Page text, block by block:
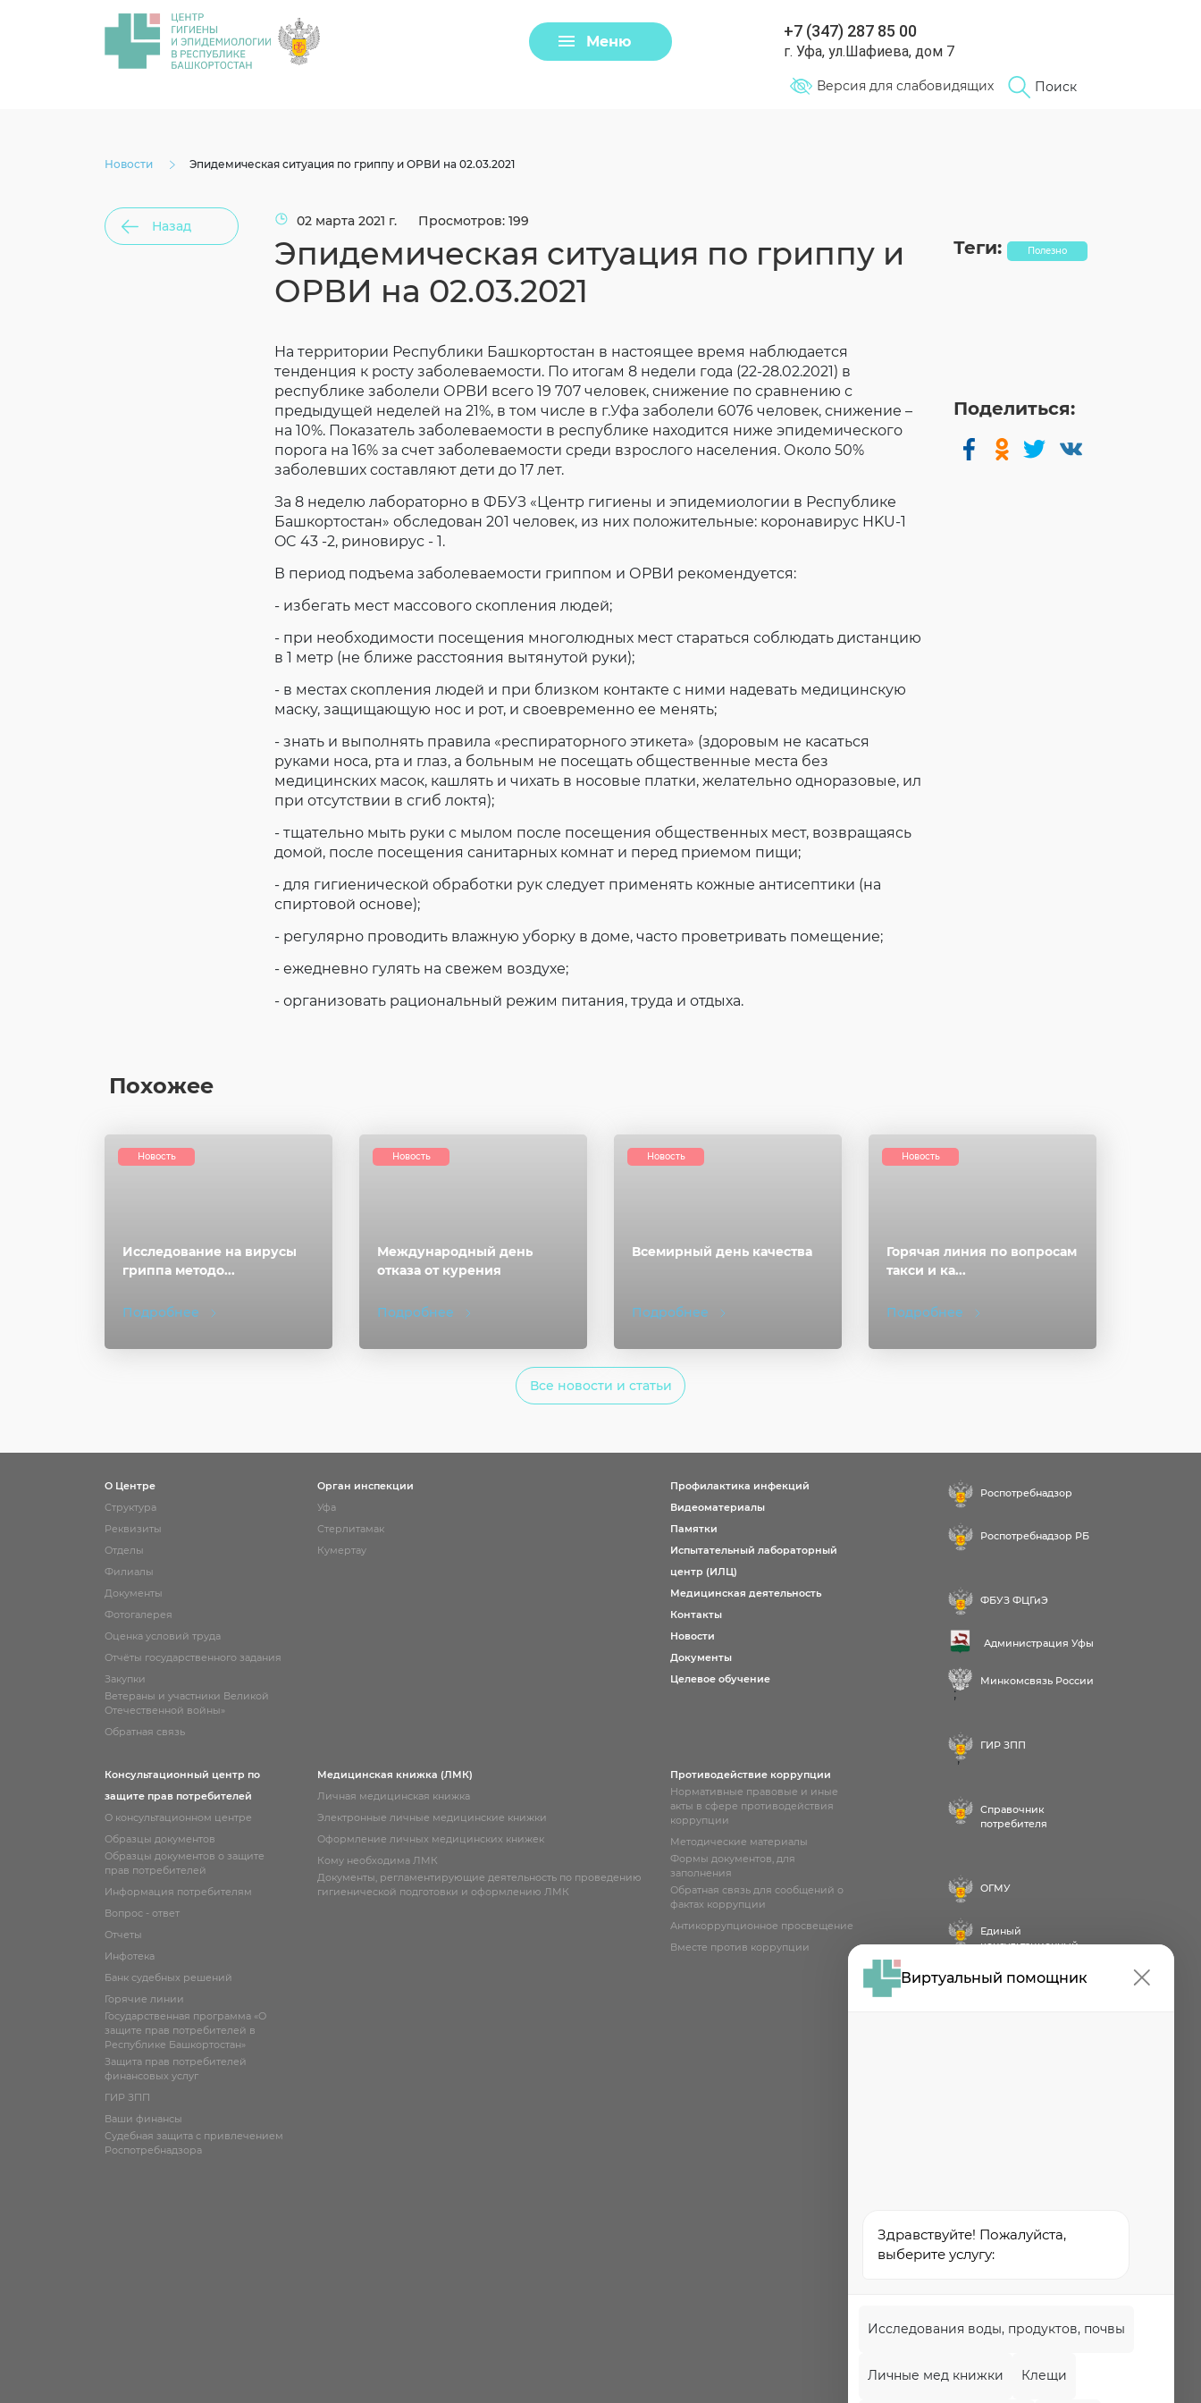
Меню
+7 (347) 287 85 00
г. Уфа, ул.Шафиева, дом 7
Поиск
Версия для слабовидящих
Виртуальный помощник
Здравствуйте! Пожалуйста,
выберите услугу:
Исследования воды, продуктов, почвы
Личные мед книжки Клещи
Новости Эпидемическая ситуация по гриппу и ОРВИ на 02.03.2021
Назад 02 марта 2021 г. Просмотров: 199
Эпидемическая ситуация по гриппу и
ОРВИ на 02.03.2021
На территории Республики Башкортостан в настоящее время наблюдается
тенденция к росту заболеваемости. По итогам 8 недели года (22-28.02.2021) в
республике заболели ОРВИ всего 19 707 человек, снижение по сравнению с
предыдущей неделей на 21%, в том числе в г.Уфа заболели 6076 человек, снижение –
на 10%. Показатель заболеваемости в республике находится ниже эпидемического
порога на 16% за счет заболеваемости среди взрослого населения. Около 50%
заболевших составляют дети до 17 лет.
За 8 неделю лабораторно в ФБУЗ «Центр гигиены и эпидемиологии в Республике
Башкортостан» обследован 201 человек, из них положительные: коронавирус HKU-1
OC 43 -2, риновирус - 1.
В период подъема заболеваемости гриппом и ОРВИ рекомендуется:
- избегать мест массового скопления людей;
- при необходимости посещения многолюдных мест стараться соблюдать дистанцию
в 1 метр (не ближе расстояния вытянутой руки);
- в местах скопления людей и при близком контакте с ними надевать медицинскую
маску, защищающую нос и рот, и своевременно ее менять;
- знать и выполнять правила «респираторного этикета» (здоровым не касаться
руками носа, рта и глаз, а больным не посещать общественные места без
медицинских масок, кашлять и чихать в носовые платки, желательно одноразовые, ил
при отсутствии в сгиб локтя);
- тщательно мыть руки с мылом после посещения общественных мест, возвращаясь
домой, после посещения санитарных комнат и перед приемом пищи;
- для гигиенической обработки рук следует применять кожные антисептики (на
спиртовой основе);
- регулярно проводить влажную уборку в доме, часто проветривать помещение;
- ежедневно гулять на свежем воздухе;
- организовать рациональный режим питания, труда и отдыха.
Теги: Полезно
Поделиться:
Похожее
Исследование на вирусы
гриппа методо...
Подробнее
Новость
Международный день
отказа от курения
Подробнее
Новость
Всемирный день качества
Подробнее
Новость
Горячая линия по вопросам
такси и ка...
Подробнее
Новость
Все новости и статьи
О Центре
Структура
Реквизиты
Отделы
Филиалы
Документы
Фотогалерея
Оценка условий труда
Отчёты государственного задания
Закупки
Ветераны и участники Великой
Отечественной войны»
Обратная связь
Орган инспекции
Уфа
Стерлитамак
Кумертау
Профилактика инфекций
Видеоматериалы
Памятки
Испытательный лабораторный
центр (ИЛЦ)
Медицинская деятельность
Контакты
Новости
Документы
Целевое обучение
Консультационный центр по
защите прав потребителей
О консультационном центре
Образцы документов
Образцы документов о защите
прав потребителей
Информация потребителям
Вопрос - ответ
Отчеты
Инфотека
Банк судебных решений
Горячие линии
Государственная программа «О
защите прав потребителей в
Республике Башкортостан»
Защита прав потребителей
финансовых услуг
ГИР ЗПП
Ваши финансы
Судебная защита с привлечением
Роспотребнадзора
Медицинская книжка (ЛМК)
Личная медицинская книжка
Электронные личные медицинские книжки
Оформление личных медицинских книжек
Кому необходима ЛМК
Документы, регламентирующие деятельность по проведению
гигиенической подготовки и оформлению ЛМК
Противодействие коррупции
Нормативные правовые и иные
акты в сфере противодействия
коррупции
Методические материалы
Формы документов, для
заполнения
Обратная связь для сообщений о
фактах коррупции
Антикоррупционное просвещение
Вместе против коррупции
Роспотребнадзор
Роспотребнадзор РБ
ФБУЗ ФЦГиЭ
Администрация Уфы
Минкомсвязь России
;
ГИР ЗПП
;
Справочник
потребителя
ОГМУ
Единый
консультационный
Задать вопрос
Загрузить файл
Согласие на обработку личных данных
Введите слово с картинки*: